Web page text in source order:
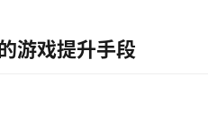
游戏提升手段